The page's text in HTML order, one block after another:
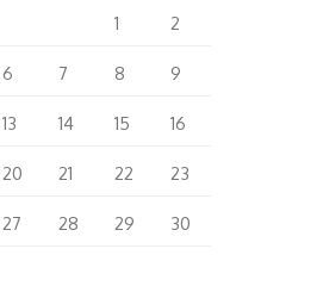
1 2
6 7 8 9
13 14 15 16
20 21 22 23
27 28 29 30